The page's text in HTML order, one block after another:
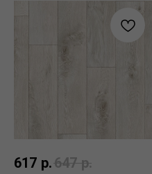
617 р.647 р.